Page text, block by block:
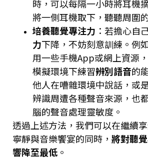
時，可以每隔一小時將耳機
將一側耳機取下，聽聽周圍
培養聽覺專注力 ：若擔心自
力下降，不妨刻意訓練。例
用一些手機App或網上資源
模擬環境下練習辨別語音的
他人在嘈雜環境中說話，或
辨識周遭各種聲音來源，也
腦的聲音處理靈敏度。
透過上述方法，我們可以在繼續
寧靜與音樂饗宴的同時， 將對聽
響降至最低 。